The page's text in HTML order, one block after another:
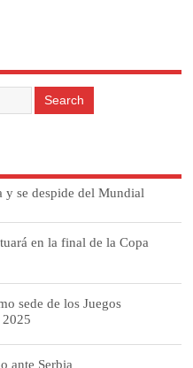
y se despide del Mundial
en la final de la Copa
sede de los Juegos
2025
ante Serbia